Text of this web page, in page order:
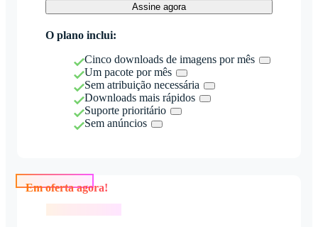
Assine agora
O plano inclui:
Cinco downloads de imagens por mês
Um pacote por mês
Sem atribuição necessária
Downloads mais rápidos
Suporte prioritário
Sem anúncios